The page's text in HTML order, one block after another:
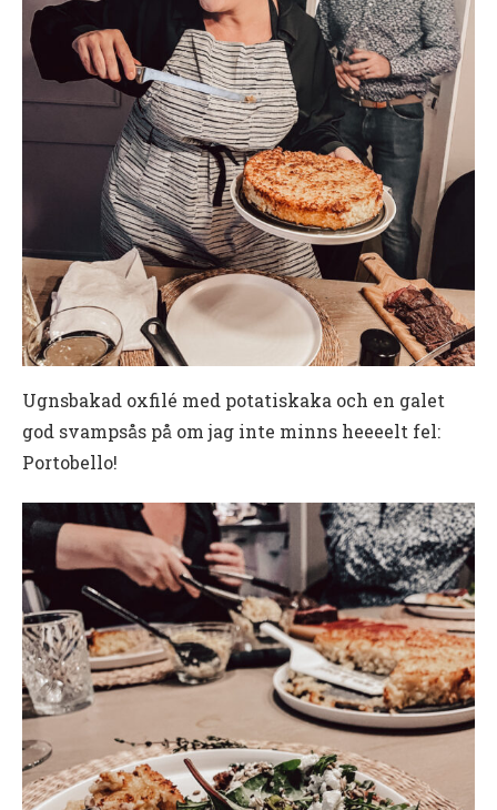
Ugnsbakad oxfilé med potatiskaka och en galet
god svampsås på om jag inte minns heeeelt fel:
Portobello!